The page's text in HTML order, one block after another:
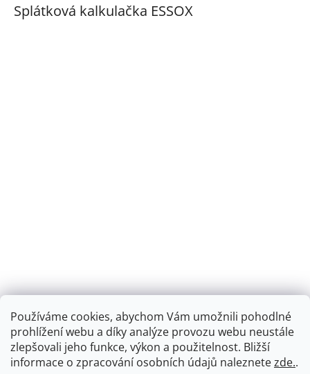
Používáme cookies, abychom Vám umožnili pohodlné
prohlížení webu a díky analýze provozu webu neustále
zlepšovali jeho funkce, výkon a použitelnost. Bližší
informace o zpracování osobních údajů naleznetezde..
Splátková kalkulačka ESSOX